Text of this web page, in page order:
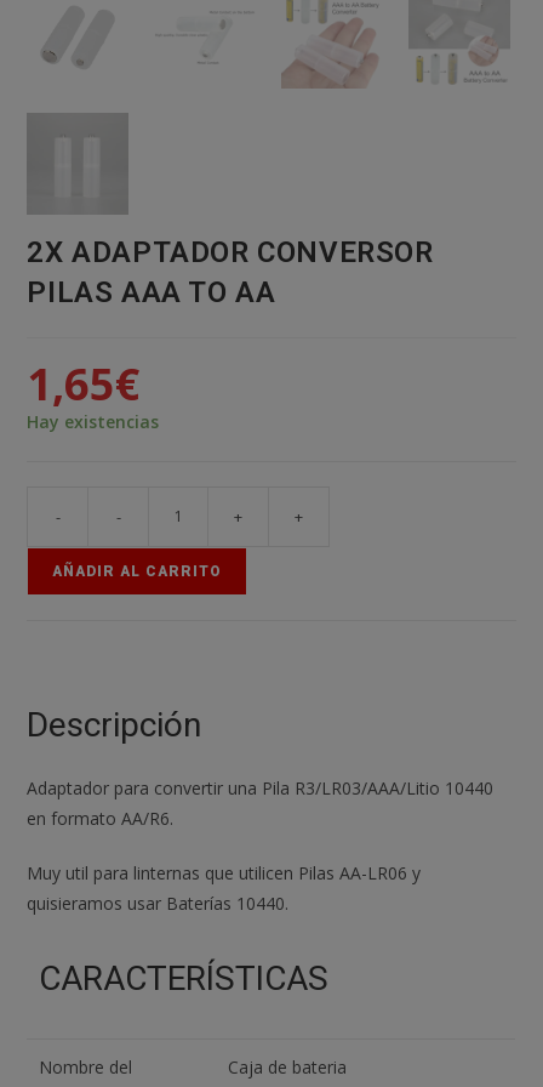
2X ADAPTADOR CONVERSOR
PILAS AAA TO AA
1,65€
Hay existencias
- - + +
AÑADIR AL CARRITO
Descripción
Adaptador para convertir una Pila R3/LR03/AAA/Litio 10440
en formato AA/R6.
Muy util para linternas que utilicen Pilas AA-LR06 y
quisieramos usar Baterías 10440.
CARACTERÍSTICAS
Nombre del
Caja de bateria